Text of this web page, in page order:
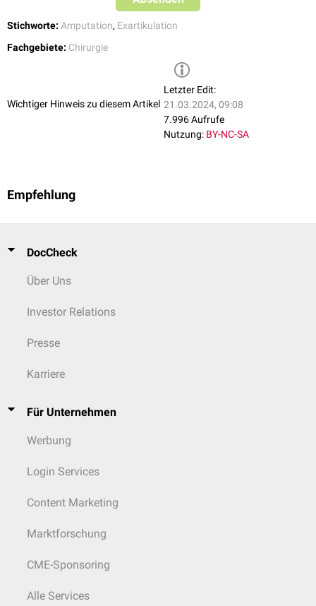
Stichworte: Amputation, Exartikulation
Fachgebiete: Chirurgie
Wichtiger Hinweis zu diesem Artikel
Letzter Edit:
21.03.2024, 09:08
7.996 Aufrufe
Nutzung: BY-NC-SA
Empfehlung
DocCheck
Über Uns
Investor Relations
Presse
Karriere
Für Unternehmen
Werbung
Login Services
Content Marketing
Marktforschung
CME-Sponsoring
Alle Services